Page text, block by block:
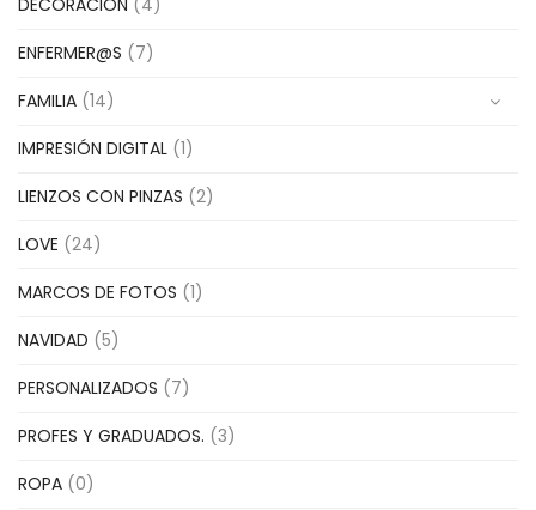
ENFERMER@S (7)
FAMILIA (14)
IMPRESIÓN DIGITAL (1)
LIENZOS CON PINZAS (2)
LOVE (24)
MARCOS DE FOTOS (1)
NAVIDAD (5)
PERSONALIZADOS (7)
PROFES Y GRADUADOS. (3)
ROPA (0)